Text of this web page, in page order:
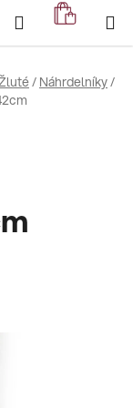
Hledat
KOŠÍK
/ Náhrdelníky/